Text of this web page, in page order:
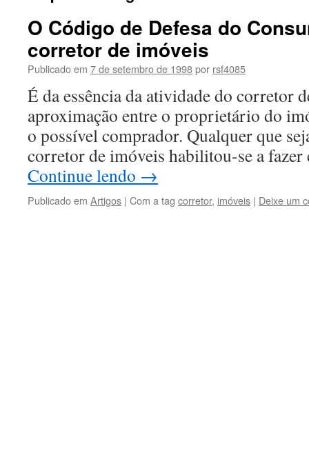
O Código de Defesa do
corretor de imóveis
Publicado em 7 de setembro de 1998por rsf4085
É da essência da atividade do corretor
aproximação entre o proprietário do
o possível comprador. Qualquer que
corretor de imóveis habilitou-se a
Continue lendo →
Publicado em Artigos | Com a tag corretor, imóveis | Deixe um